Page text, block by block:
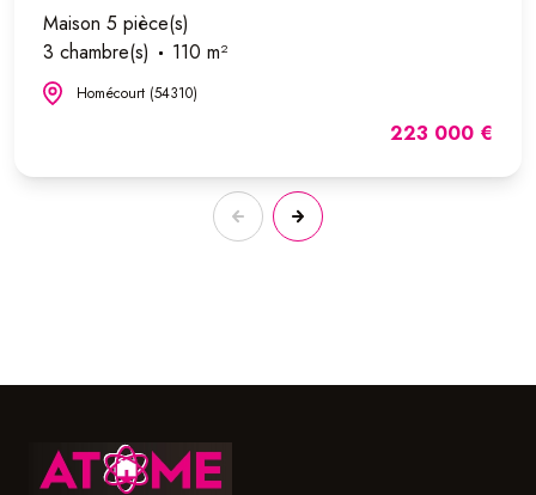
Maison 5 pièce(s)
3 chambre(s)
110 m²
Homécourt (54310)
223 000 €